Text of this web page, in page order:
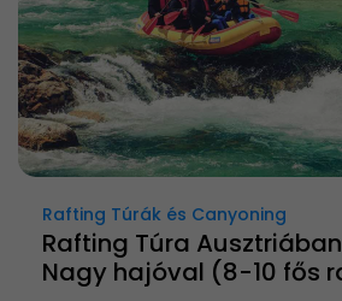
Rafting Túrák és Canyoning
Rafting Túra Ausztriában
Nagy hajóval (8-10 fős